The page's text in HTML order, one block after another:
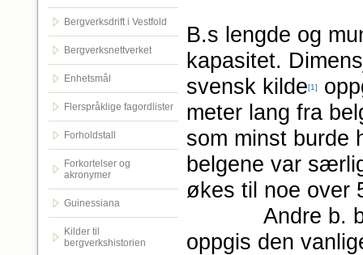
Bergverksdrift i Vestfold
Bergverksnettverket
Enhetsmål
Flerspråklige fagordlister
Forholdstall
Forkortelser og
akronymer
Guinessiana
Kilder til
bergverkshistorien
B.s lengde og
kapasitet.
svensk kilde[1]
meter lang fra
som minst burde
belgene var
økes til noe over
Andre b. ble
oppgis den